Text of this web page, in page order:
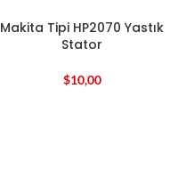
Makita Tipi HP2070 Yastık
Stator
$10,00